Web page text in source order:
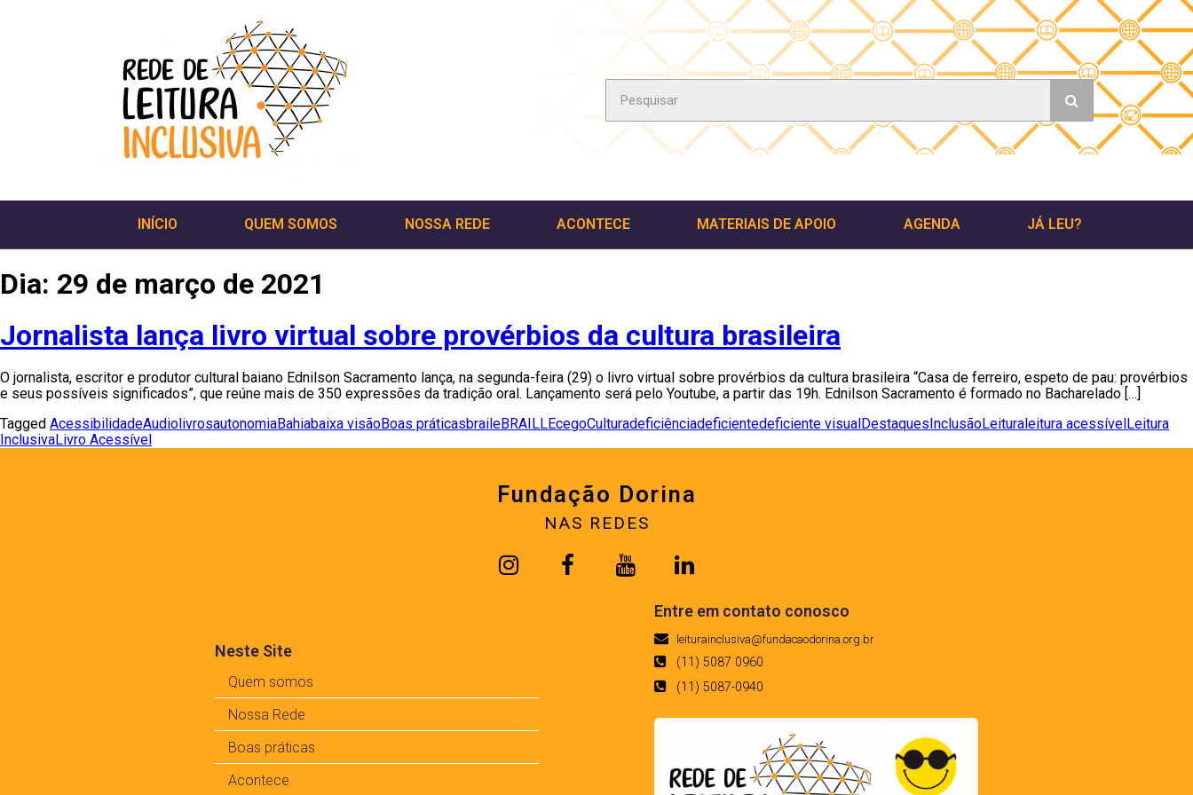
INÍCIO QUEM SOMOS NOSSA REDE ACONTECE MATERIAIS DE APOIO AGENDA JÁ LEU?
Dia: 29 de março de 2021
Jornalista lança livro virtual sobre provérbios da cultura brasileira
O jornalista, escritor e produtor cultural baiano Ednilson Sacramento lança, na segunda-feira (29) o livro virtual sobre provérbios da cultura brasileira “Casa de ferreiro, espeto de pau: provérbios
e seus possíveis significados”, que reúne mais de 350 expressões da tradição oral. Lançamento será pelo Youtube, a partir das 19h. Ednilson Sacramento é formado no Bacharelado […]
Tagged AcessibilidadeAudiolivrosautonomiaBahiabaixa visãoBoas práticasbraileBRAILLEcegoCulturadeficiênciadeficientedeficiente visual Destaques InclusãoLeitura leitura acessível Leitura
InclusivaLivro Acessível
Fundação Dorina
NAS REDES
Neste Site
Quem somos
Nossa Rede
Boas práticas
Acontece
Entre em contato conosco
leiturainclusiva@fundacaodorina.org.br
(11) 5087 0960
(11) 5087-0940